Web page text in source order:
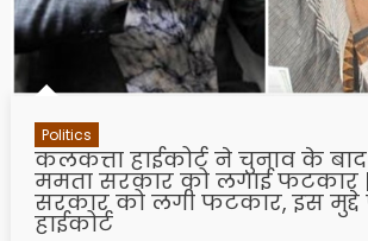
Politics
कलकत्ता हाईकोर्ट ने चुनाव के
ममता सरकार को लगाई फटकार
सरकार को लगी फटकार, इस
हाईकोर्ट